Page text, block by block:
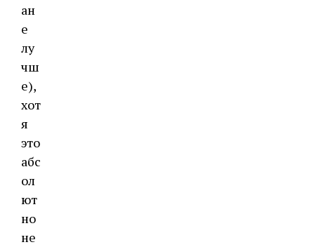
ан
е
лу
чш
е),
хот
я
это
абс
ол
ют
но
не